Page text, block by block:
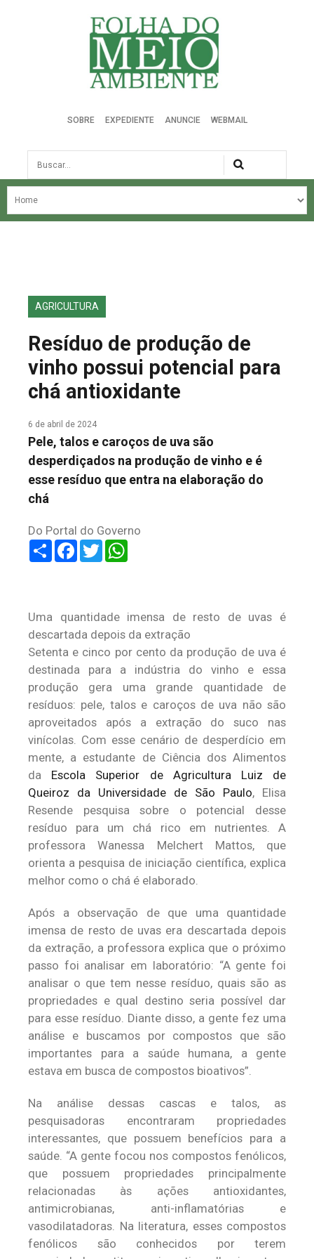
Folha do Meio Ambiente
SOBRE EXPEDIENTE ANUNCIE WEBMAIL
Busca
NOSSA HISTÓRIA
EDIÇÕES ANTERIORES
FALE CONOSCO
AGRICULTURA
Resíduo de produção de
vinho possui potencial para
chá antioxidante
6 de abril de 2024
Pele, talos e caroços de uva são
desperdiçados na produção de vinho e é
esse resíduo que entra na elaboração do
chá
Do Portal do Governo
ShareFacebook
Twitter
Uma quantidade imensa de resto de uvas é
descartada depois da extração
Setenta e cinco por cento da produção de uva é
destinada para a indústria do vinho e essa
produção gera uma grande quantidade de
resíduos: pele, talos e caroços de uva não são
aproveitados após a extração do suco nas
vinícolas. Com esse cenário de desperdício em
mente, a estudante de Ciência dos Alimentos
da Escola Superior de Agricultura Luiz de
Queiroz da Universidade de São Paulo, Elisa
Resende pesquisa sobre o potencial desse
resíduo para um chá rico em nutrientes. A
professora Wanessa Melchert Mattos, que
orienta a pesquisa de iniciação científica, explica
melhor como o chá é elaborado.
Após a observação de que uma quantidade
imensa de resto de uvas era descartada depois
da extração, a professora explica que o próximo
passo foi analisar em laboratório: “A gente foi
analisar o que tem nesse resíduo, quais são as
propriedades e qual destino seria possível dar
para esse resíduo. Diante disso, a gente fez uma
análise e buscamos por compostos que são
importantes para a saúde humana, a gente
estava em busca de compostos bioativos”.
Na análise dessas cascas e talos, as
pesquisadoras encontraram propriedades
interessantes, que possuem benefícios para a
saúde. “A gente focou nos compostos fenólicos,
que possuem propriedades principalmente
relacionadas às ações antioxidantes,
antimicrobianas, anti-inflamatórias e
vasodilatadoras. Na literatura, esses compostos
fenólicos são conhecidos por terem